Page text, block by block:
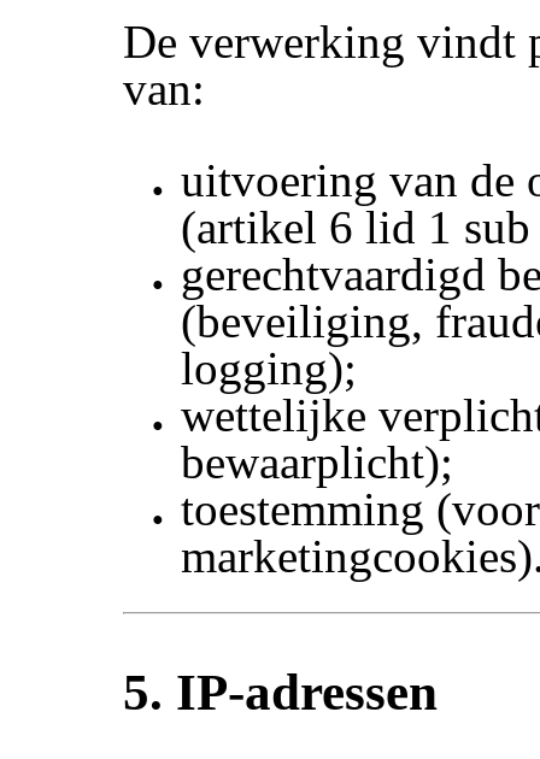
De verwerking vindt
van:
uitvoering van de
(artikel 6 lid 1
gerechtvaardigd
(beveiliging,
logging);
wettelijke
bewaarplicht);
toestemming (voor
5. IP-adressen